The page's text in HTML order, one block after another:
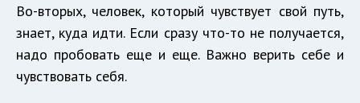
Во-вторых, человек, который чувствует свой путь,
знает, куда идти. Если сразу что-то не получается,
надо пробовать еще и еще. Важно верить себе и
чувствовать себя.